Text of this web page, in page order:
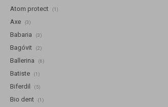
Atom protect (1)
Axe (3)
Babaria (3)
Bagóvit (2)
Ballerina (6)
Batiste (1)
Biferdil (5)
Bio dent (1)